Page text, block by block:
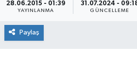
28.06.2015 - 01:39
YAYINLANMA
31.07.2024 -
GÜNCELLEME
Paylaş